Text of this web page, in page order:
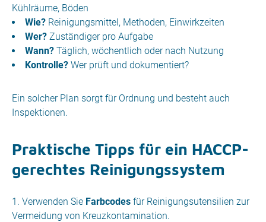
Kühlräume, Böden
Wie? Reinigungsmittel, Methoden, Einwirkzeiten
Wer? Zuständiger pro Aufgabe
Wann? Täglich, wöchentlich oder nach Nutzung
Kontrolle? Wer prüft und dokumentiert?
Ein solcher Plan sorgt für Ordnung und besteht auch
Inspektionen.
Praktische Tipps für ein HACCP-
gerechtes Reinigungssystem
Verwenden Sie Farbcodes für Reinigungsutensilien zur
Vermeidung von Kreuzkontamination.